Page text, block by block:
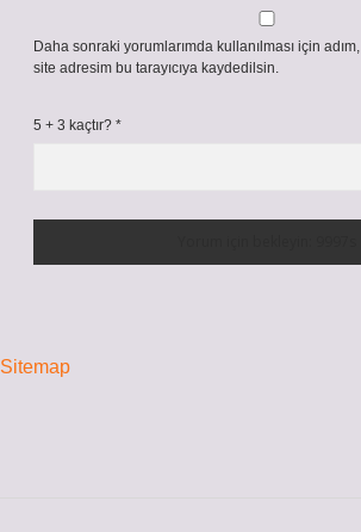
Daha sonraki yorumlarımda kullanılması için
site adresim bu tarayıcıya kaydedilsin.
5 + 3 kaçtır? *
Sitemap